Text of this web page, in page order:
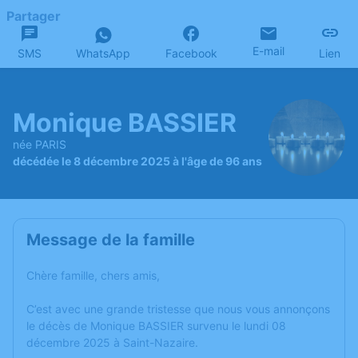
Partager
SMS WhatsApp Facebook E-mail Lien
Monique BASSIER
née PARIS
décédée le 8 décembre 2025 à l'âge de 96 ans
Message de la famille
Chère famille, chers amis,
C’est avec une grande tristesse que nous vous annonçons
le décès de Monique BASSIER survenu le lundi 08
décembre 2025 à Saint-Nazaire.